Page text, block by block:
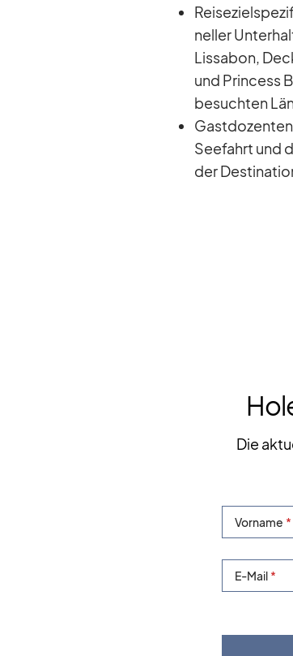
nel­ler
Lis­sa­bon,
und Prin­cess
be­such­ten
See­fahrt und
der
Die
Vorname
E-Mail